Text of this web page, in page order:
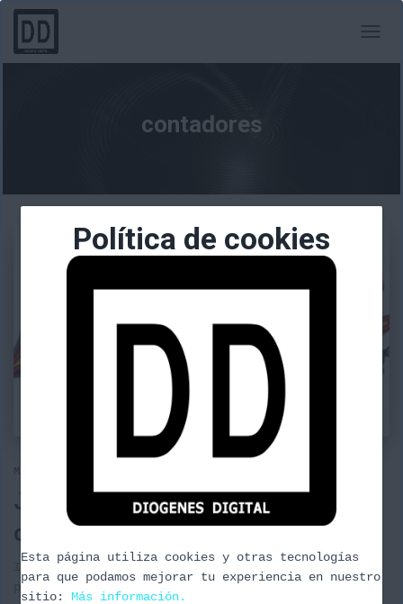
MODO
contadores
MAGIC THE GATHERING
Jund estandard: Merma a tu
contrario.
Idea de lista jund, roja negra y verde, basada en
poner contadores -1/-1 al rival y con ello ir
Política de cookies
Esta página utiliza cookies y otras tecnologías
para que podamos mejorar tu experiencia en nuestro
sitio: Más información.